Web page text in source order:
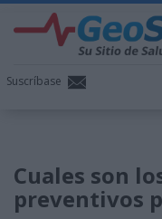
Suscríbase
Cuales son
preventivos